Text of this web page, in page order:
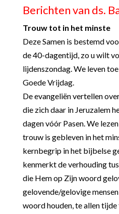
Berichten van ds.
Trouw tot in het minste
Deze Samen is bestemd
de 40-dagentijd, zo u wilt
lijdenszondag. We leven
Goede Vrijdag.
De evangeliën vertellen
die zich daar in Jeruzalem
dagen vóór Pasen. We
trouw is gebleven in het
kernbegrip in het bijbelse
kenmerkt de verhouding
die Hem op Zijn woord
gelovende/gelovige
woord houden, te allen tijde